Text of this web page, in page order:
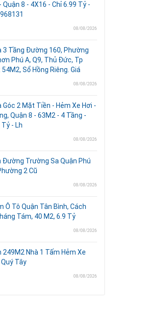
Quận 8 - 4X16 - Chỉ 6.99 Tỷ -
08/08/2026
3 Tầng Đường 160, Phường
Phú A, Q9, Thủ Đức, Tp
54M2, Sổ Hồng Riêng. Giá
08/08/2026
Góc 2 Mặt Tiền - Hẻm Xe Hơi -
Quận 8 - 63M2 - 4 Tầng -
Tỷ - Lh
08/08/2026
Đường Trường Sa Quận Phú
2 Cũ
08/08/2026
Ô Tô Quận Tân Bình, Cách
Tám, 40 M2, 6.9 Tỷ
08/08/2026
249M2 Nhà 1 Tấm Hẻm Xe
Tây
08/08/2026